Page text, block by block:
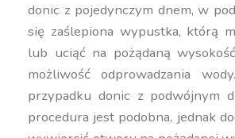
donic z pojedynczym dnem, w
się zaślepiona wypustka, którą
lub uciąć na pożądaną
możliwość odprowadzania
przypadku donic z podwójnym
procedura jest podobna, jednak